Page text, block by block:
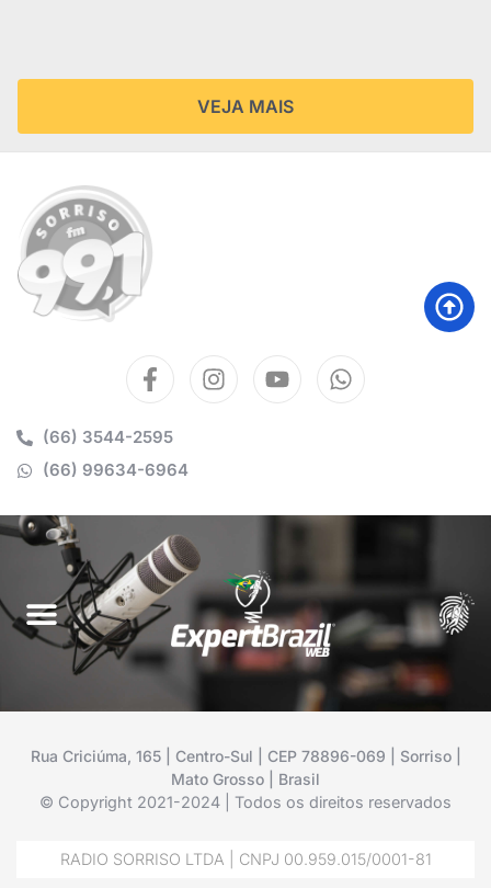
VEJA MAIS
(66) 3544-2595
(66) 99634-6964
Rua Criciúma, 165 | Centro-Sul | CEP 78896-069 | Sorriso |
Mato Grosso | Brasil
© Copyright 2021-2024 | Todos os direitos reservados
RADIO SORRISO LTDA | CNPJ 00.959.015/0001-81